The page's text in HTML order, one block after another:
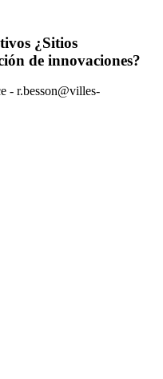
¿Sitios
de innovaciones?
- r.besson@villes-